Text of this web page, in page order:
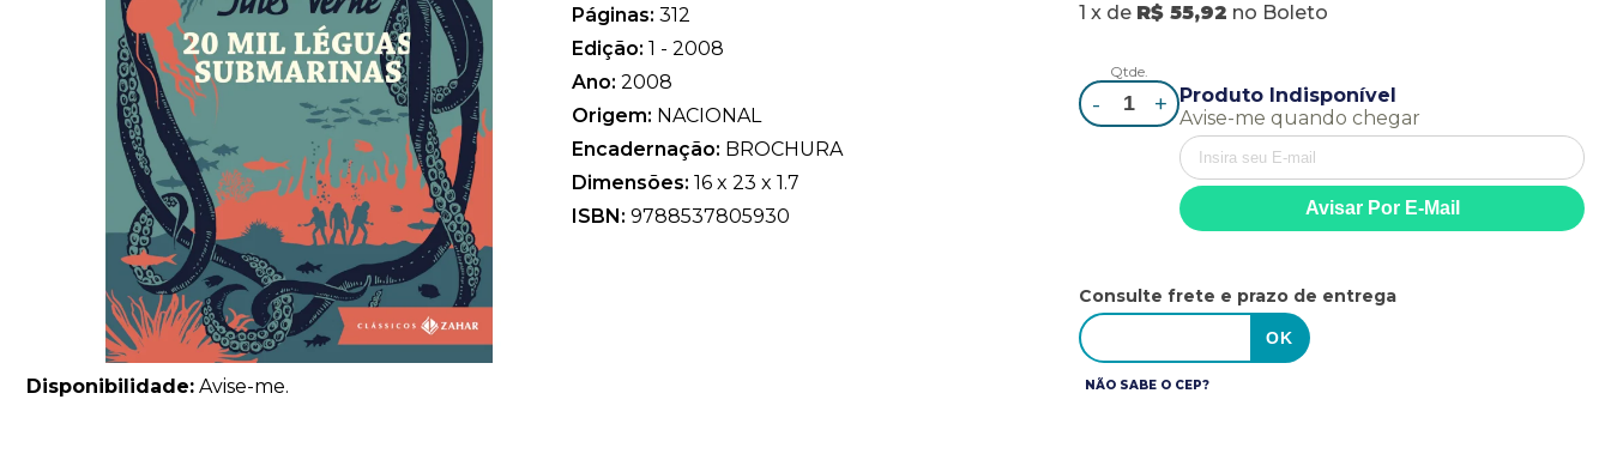
Disponibilidade: Avise-me.
Páginas: 312
Edição: 1 - 2008
Ano: 2008
Origem: NACIONAL
Encadernação: BROCHURA
Dimensões: 16 x 23 x 1.7
ISBN: 9788537805930
1 x de R$ 55,92 no Boleto
Qtde.
- +
Produto Indisponível
Avise-me quando chegar
Consulte frete e prazo de entrega
NÃO SABE O CEP?